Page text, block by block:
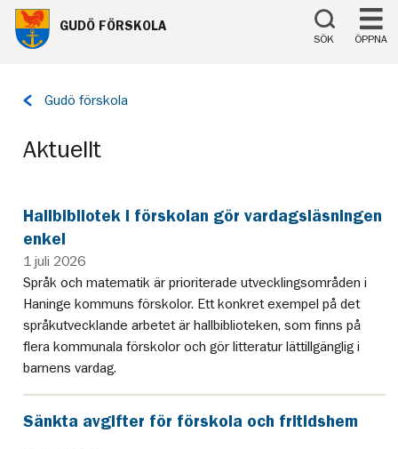
Till innehåll på sidan
GUDÖ FÖRSKOLA
SÖK ÖPPNA
Tillbaka
Gudö förskola
Aktuellt
Hallbibliotek i förskolan gör vardagsläsningen
enkel
1 juli 2026
Språk och matematik är prioriterade utvecklingsområden i
Haninge kommuns förskolor. Ett konkret exempel på det
språkutvecklande arbetet är hallbiblioteken, som finns på
flera kommunala förskolor och gör litteratur lättillgänglig i
barnens vardag.
Sänkta avgifter för förskola och fritidshem